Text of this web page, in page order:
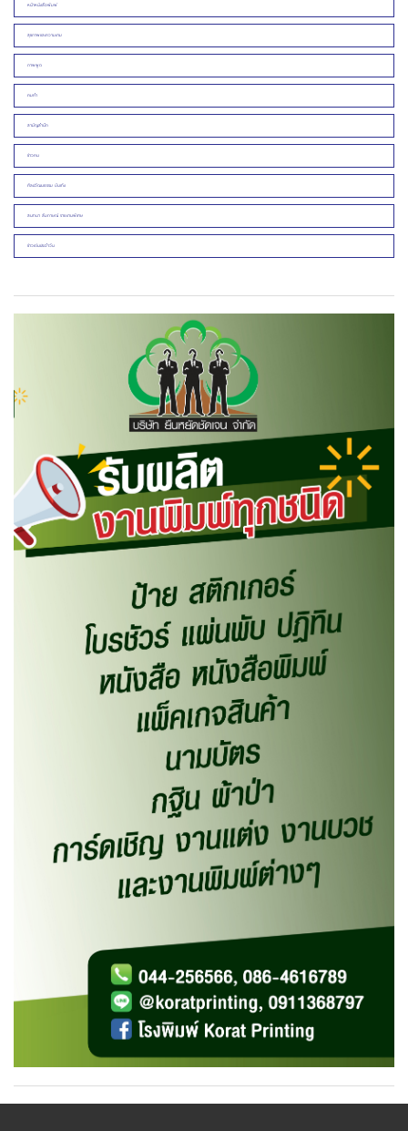
หน้าหนังสือพิมพ์
สุขภาพและความงาม
ภาพพูด
คมคำ
สามัญสำนึก
ข่าวคน
ศิลปวัฒนธรรม บันเทิง
สนทนา สัมภาษณ์ รายงานพิเศษ
ข่าวเด่นประจำวัน